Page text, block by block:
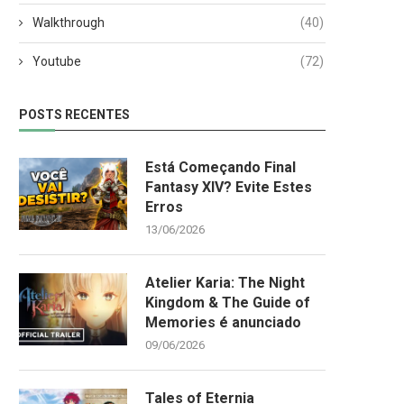
Walkthrough (40)
Youtube (72)
POSTS RECENTES
Está Começando Final
Fantasy XIV? Evite Estes
Erros
13/06/2026
Atelier Karia: The Night
Kingdom & The Guide of
Memories é anunciado
09/06/2026
Tales of Eternia